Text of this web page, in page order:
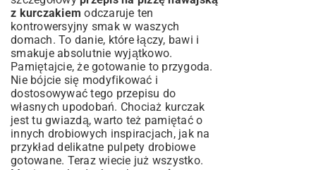
z kurczakiem odczaruje ten
kontrowersyjny smak w waszych
domach. To danie, które łączy, bawi i
smakuje absolutnie wyjątkowo.
Pamiętajcie, że gotowanie to przygoda.
Nie bójcie się modyfikować i
dostosowywać tego przepisu do
własnych upodobań. Chociaż kurczak
jest tu gwiazdą, warto też pamiętać o
innych drobiowych inspiracjach, jak na
przykład delikatne pulpety drobiowe
gotowane. Teraz wiecie już wszystko.